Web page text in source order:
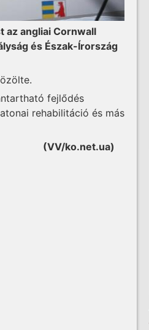
az angliai Cornwall
és Észak-Írország
fejlődés
rehabilitáció és más
(VV/ko.net.ua)